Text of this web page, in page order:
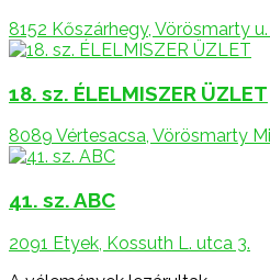
8152 Kőszárhegy, Vörösmarty u.
18. sz. ÉLELMISZER ÜZLET
8089 Vértesacsa, Vörösmarty
41. sz. ABC
2091 Etyek, Kossuth L. utca 3.